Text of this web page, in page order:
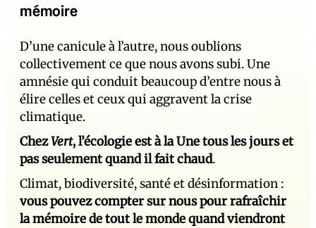
mémoire
D’une canicule à l’autre, nous oublions
collectivement ce que nous avons subi. Une
amnésie qui conduit beaucoup d’entre nous à
élire celles et ceux qui aggravent la crise
climatique.
ChezVert, l’écologie est à la Une tous les jours et
pas seulement quand il fait chaud.
Climat, biodiversité, santé et désinformation :
vous pouvez compter sur nous pour rafraîchir
la mémoire de tout le monde quand viendront